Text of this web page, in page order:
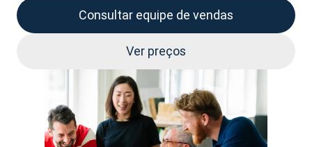
Consultar equipe de vendas
Ver preços